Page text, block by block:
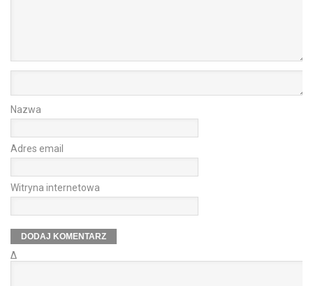
Nazwa
Adres email
Witryna internetowa
Δ